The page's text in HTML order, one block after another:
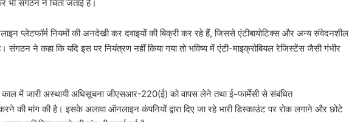
भी संगठन ने चिंता जताई है।
प्लेटफॉर्म नियमों की अनदेखी कर दवाइयों की बिक्री कर रहे हैं, जिससे एंटीबायोटिक्स और अन्य संवेदनशील
ने कहा कि यदि इस पर नियंत्रण नहीं किया गया तो भविष्य में एंटी-माइक्रोबियल रेजिस्टेंस जैसी गंभीर
में जारी अस्थायी अधिसूचना जीएसआर-220(ई) को वापस लेने तथा ई-फार्मेसी से संबंधित
मांग की है। इसके अलावा ऑनलाइन कंपनियों द्वारा दिए जा रहे भारी डिस्काउंट पर रोक लगाने और छोटे